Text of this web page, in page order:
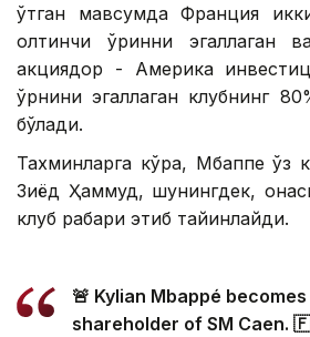
ўтган мавсумда Франция
олтинчи ўринни эгаллаган
акциядор - Америка
ўрнини эгаллаган клубнинг
бўлади.
Тахминларга кўра, Мбаппе ўз
Зиёд Ҳаммуд, шунингдек,
клуб раҳбари этиб тайинлайди.
🚨 Kylian Mbappé
shareholder of SM Caen.